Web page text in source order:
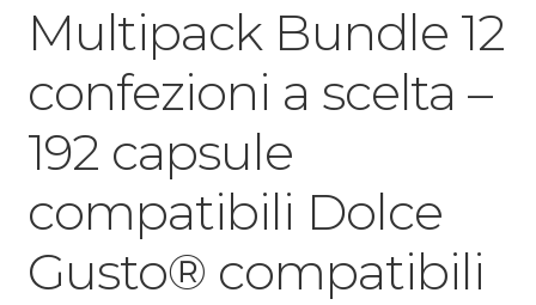
Multipack Bundle 12
confezioni a scelta –
192 capsule
compatibili Dolce
Gusto® compatibili